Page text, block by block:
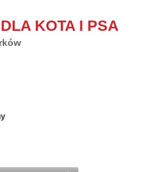
KOTA I PSA